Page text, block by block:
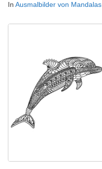
In Ausmalbilder von Mandalas